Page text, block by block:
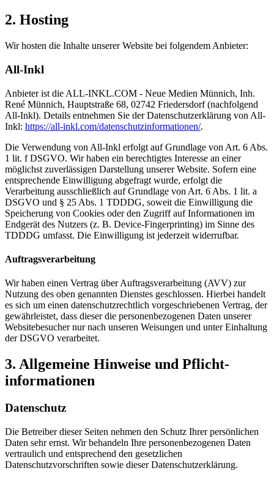
2. Hosting
Wir hosten die Inhalte unserer Website bei folgendem Anbieter:
All-Inkl
Anbieter ist die ALL-INKL.COM - Neue Medien Münnich, Inh.
René Münnich, Hauptstraße 68, 02742 Friedersdorf (nachfolgend
All-Inkl). Details entnehmen Sie der Datenschutzerklärung von All-
Inkl: https://all-inkl.com/datenschutzinformationen/.
Die Verwendung von All-Inkl erfolgt auf Grundlage von Art. 6 Abs.
1 lit. f DSGVO. Wir haben ein berechtigtes Interesse an einer
möglichst zuverlässigen Darstellung unserer Website. Sofern eine
entsprechende Einwilligung abgefragt wurde, erfolgt die
Verarbeitung ausschließlich auf Grundlage von Art. 6 Abs. 1 lit. a
DSGVO und § 25 Abs. 1 TDDDG, soweit die Einwilligung die
Speicherung von Cookies oder den Zugriff auf Informationen im
Endgerät des Nutzers (z. B. Device-Fingerprinting) im Sinne des
TDDDG umfasst. Die Einwilligung ist jederzeit widerrufbar.
Auftragsverarbeitung
Wir haben einen Vertrag über Auftragsverarbeitung (AVV) zur
Nutzung des oben genannten Dienstes geschlossen. Hierbei handelt
es sich um einen datenschutzrechtlich vorgeschriebenen Vertrag, der
gewährleistet, dass dieser die personenbezogenen Daten unserer
Websitebesucher nur nach unseren Weisungen und unter Einhaltung
der DSGVO verarbeitet.
3. Allgemeine Hinweise und Pflicht­
informationen
Datenschutz
Die Betreiber dieser Seiten nehmen den Schutz Ihrer persönlichen
Daten sehr ernst. Wir behandeln Ihre personenbezogenen Daten
vertraulich und entsprechend den gesetzlichen
Datenschutzvorschriften sowie dieser Datenschutzerklärung.